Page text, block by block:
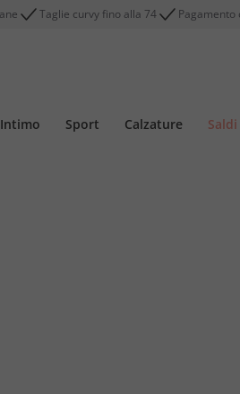
Taglie curvy fino alla 74 Pagamento
Intimo Sport Calzature Saldi